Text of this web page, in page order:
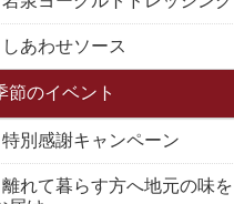
しあわせソース
節のイベント
特別感謝キャンペーン
離れて暮らす方へ地元の味を